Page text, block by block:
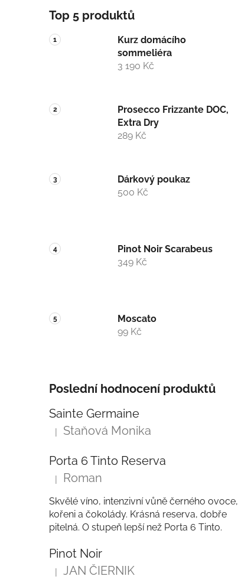
n
e
l
Top 5 produktů
Kurz domácího
sommeliéra
3 190 Kč
Prosecco Frizzante DOC,
Extra Dry
289 Kč
Dárkový poukaz
500 Kč
Pinot Noir Scarabeus
349 Kč
Moscato
99 Kč
Poslední hodnocení produktů
Sainte Germaine
Hodnocení produktu je 5 z 5 hvězdiček.
| Staňová Monika
Porta 6 Tinto Reserva
Hodnocení produktu je 5 z 5 hvězdiček.
| Roman
Skvělé víno, intenzivní vůně černého ovoce,
kořeni a čokolády. Krásná reserva, dobře
pitelná. O stupeň lepší než Porta 6 Tinto.
Pinot Noir
Hodnocení produktu je 5 z 5 hvězdiček.
| JAN ČIERNIK